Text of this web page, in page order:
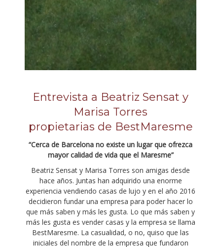
Entrevista a Beatriz Sensat y
Marisa Torres
propietarias de BestMaresme
“Cerca de Barcelona no existe un lugar que ofrezca
mayor calidad de vida que el Maresme”
Beatriz Sensat y Marisa Torres son amigas desde
hace años. Juntas han adquirido una enorme
experiencia vendiendo casas de lujo y en el año 2016
decidieron fundar una empresa para poder hacer lo
que más saben y más les gusta. Lo que más saben y
más les gusta es vender casas y la empresa se llama
BestMaresme. La casualidad, o no, quiso que las
iniciales del nombre de la empresa que fundaron